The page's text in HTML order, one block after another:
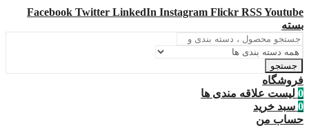
Facebook Twitter LinkedIn Instagram Flickr RSSYoutube
بسته
جستجو
فروشگاه
0 لیست علاقه مندی ها
0 سبد خرید
حساب من